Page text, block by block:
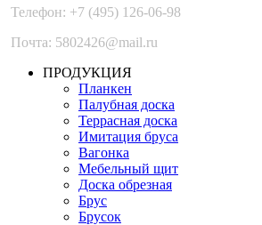
Телефон: +7 (495) 126-06-98
Почта: 5802426@mail.ru
ПРОДУКЦИЯ
Планкен
Палубная доска
Террасная доска
Имитация бруса
Вагонка
Мебельный щит
Доска обрезная
Брус
Брусок